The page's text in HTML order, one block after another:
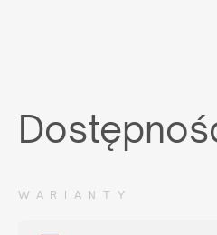
WARIANTY